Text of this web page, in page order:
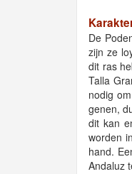
De
zijn ze
dit ras
Talla
nodig
genen,
dit kan
worden
hand.
Andaluz